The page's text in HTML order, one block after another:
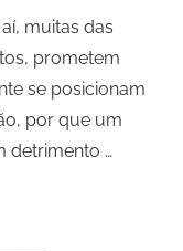
muitas das
prometem
se posicionam
por que um
detrimento …